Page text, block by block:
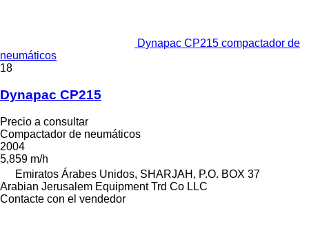
Dynapac CP215 compactador de
neumáticos
18
Dynapac CP215
Precio a consultar
Compactador de neumáticos
2004
5,859 m/h
Emiratos Árabes Unidos, SHARJAH, P.O. BOX 37
Arabian Jerusalem Equipment Trd Co LLC
Contacte con el vendedor